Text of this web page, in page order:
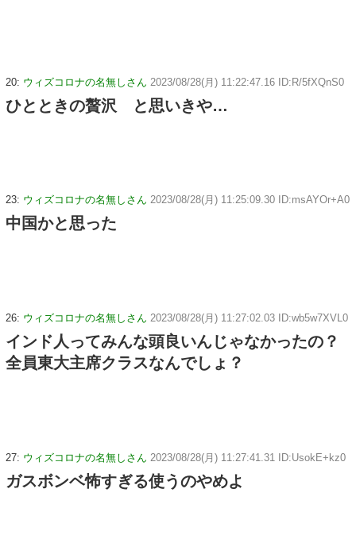
20: ウィズコロナの名無しさん 2023/08/28(月) 11:22:47.16 ID:R/5fXQnS0
ひとときの贅沢 と思いきや…
23: ウィズコロナの名無しさん 2023/08/28(月) 11:25:09.30 ID:msAYOr+A0
中国かと思った
26: ウィズコロナの名無しさん 2023/08/28(月) 11:27:02.03 ID:wb5w7XVL0
インド人ってみんな頭良いんじゃなかったの？
全員東大主席クラスなんでしょ？
27: ウィズコロナの名無しさん 2023/08/28(月) 11:27:41.31 ID:UsokE+kz0
ガスボンベ怖すぎる使うのやめよ